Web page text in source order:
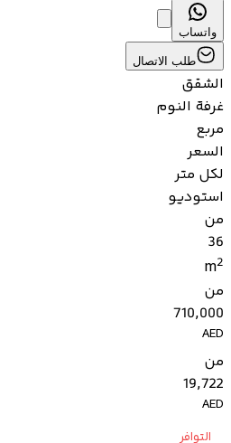
واتساب
طلب الاتصال
الشقق
غرفة النوم
مربع
السعر
لكل متر
استوديو
من
36
m2
من
710,000
AED
من
19,722
AED
التوافر